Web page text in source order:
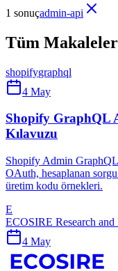
1 sonuçadmin-api
Tüm Makaleler
shopifygraphql
4 May
Shopify GraphQL
Kılavuzu
Shopify Admin GraphQL
OAuth, hesaplanan
üretim kodu örnekleri.
E
ECOSIRE Research
4 May